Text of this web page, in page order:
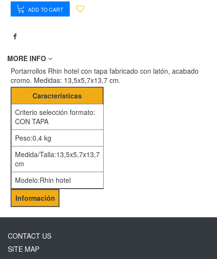
ADD TO CART
MORE INFO
Portarrollos Rhin hotel con tapa fabricado con latón, acabado
cromo. Medidas: 13,5x5,7x13,7 cm.
Características
Criterio selección formato:
CON TAPA
Peso:0,4 kg
Medida/Talla:13,5x5,7x13,7
cm
Modelo:Rhin hotel
Información
CONTACT US
SITE MAP